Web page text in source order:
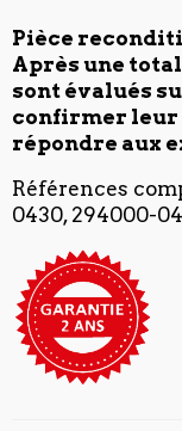
Pièce
Après une
sont évalués
confirmer leur
répondre aux
Références
0430, 294000-